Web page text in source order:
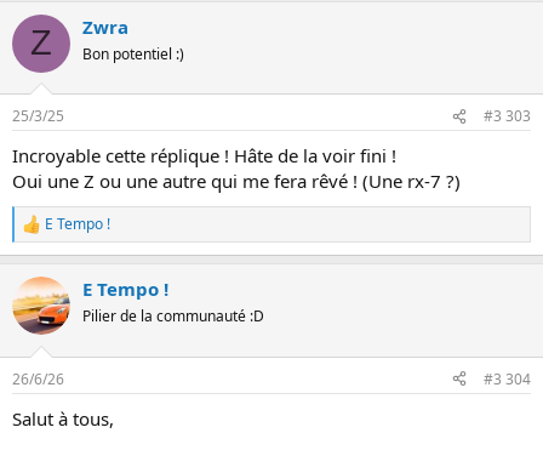
r
a
i
n
s
:
Z Zwra
Bon potentiel :)
25/3/25 #3 303
Incroyable cette réplique ! Hâte de la voir fini !
Oui une Z ou une autre qui me fera rêvé ! (Une rx-7 ?)
L
e
r
é
a
i
n
E Tempo !
E Tempo !
Pilier de la communauté :D
26/6/26 #3 304
Salut à tous,